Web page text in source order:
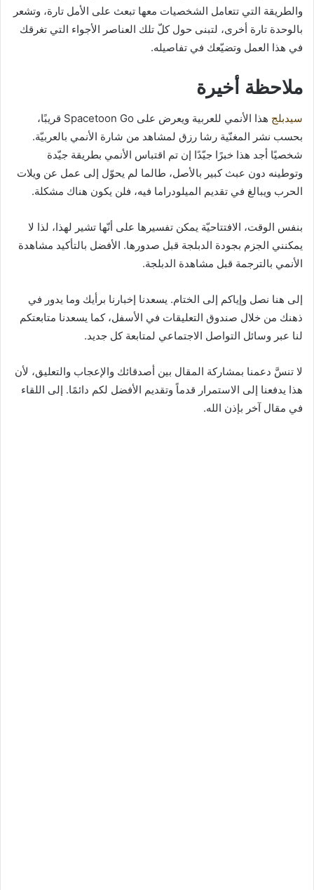
والطريقة التي تتعامل الشخصيات معها تبعث على الأمل تارة، وتشعر
بالوحدة تارة أخرى، لتبنى حول كلّ تلك العناصر الأجواء التي تغرقك
في هذا العمل وتضيّعك في تفاصيله.
ملاحظة أخيرة
سيدبلج
هذا الأنمي للعربية ويعرض على Spacetoon Go قريبًا،
بحسب نشر المغنّية رشا رزق لمشاهد من شارة الأنمي بالعربيّة.
شخصيًا أجد هذا خبرًا جيّدًا إن تم اقتباس الأنمي بطريقة جيّدة
وتوطينه دون عبث كبير بالأصل، طالما لم يحوّل إلى عمل عن ويلات
الحرب ويبالغ في تقديم الميلودراما فيه، فلن يكون هناك مشكلة.
بنفس الوقت، الافتتاحيّة يمكن تفسيرها على أنّها تشير لهذا، لذا لا
يمكنني الجزم بجودة الدبلجة قبل صدورها. الأفضل بالتأكيد مشاهدة
الأنمي بالترجمة قبل مشاهدة الدبلجة.
إلى هنا نصل وإياكم إلى الختام. يسعدنا إخبارنا برأيك وما يدور في
ذهنك من خلال صندوق التعليقات في الأسفل، كما يسعدنا متابعتكم
لنا عبر وسائل التواصل الاجتماعي لمتابعة كل جديد.
لا تنسَّ دعمنا بمشاركة المقال بين أصدقائك والإعجاب والتعليق، لأن
هذا يدفعنا إلى الاستمرار قدماً وتقديم الأفضل لكم دائمًا. إلى اللقاء
في مقال آخر بإذن الله.